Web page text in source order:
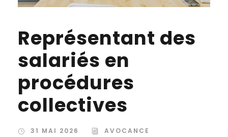
Représentant des
salariés en
procédures
collectives
31 MAI 2026
AVOCANCE